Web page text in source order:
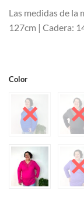
Las medidas de la
127cm | Cadera:
Color